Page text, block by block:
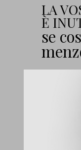
LA
È
se